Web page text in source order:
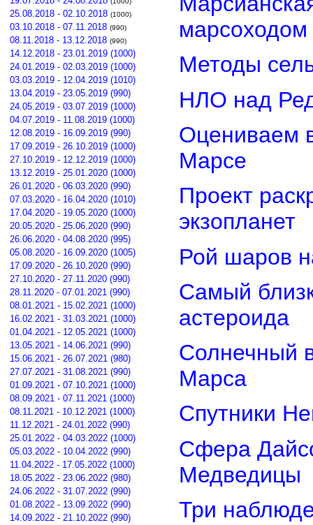
25.08.2018 - 02.10.2018 (1000)
03.10.2018 - 07.11.2018 (990)
08.11.2018 - 13.12.2018 (990)
14.12.2018 - 23.01.2019 (1000)
24.01.2019 - 02.03.2019 (1000)
03.03.2019 - 12.04.2019 (1010)
13.04.2019 - 23.05.2019 (990)
24.05.2019 - 03.07.2019 (1000)
04.07.2019 - 11.08.2019 (1000)
12.08.2019 - 16.09.2019 (990)
17.09.2019 - 26.10.2019 (1000)
27.10.2019 - 12.12.2019 (1000)
13.12.2019 - 25.01.2020 (1000)
26.01.2020 - 06.03.2020 (990)
07.03.2020 - 16.04.2020 (1010)
17.04.2020 - 19.05.2020 (1000)
20.05.2020 - 25.06.2020 (990)
26.06.2020 - 04.08.2020 (995)
05.08.2020 - 16.09.2020 (1005)
17.09.2020 - 26.10.2020 (990)
27.10.2020 - 27.11.2020 (990)
28.11.2020 - 07.01.2021 (990)
08.01.2021 - 15.02.2021 (1000)
16.02.2021 - 31.03.2021 (1000)
01.04.2021 - 12.05.2021 (1000)
13.05.2021 - 14.06.2021 (990)
15.06.2021 - 26.07.2021 (980)
27.07.2021 - 31.08.2021 (990)
01.09.2021 - 07.10.2021 (1000)
08.09.2021 - 07.11.2021 (1000)
08.11.2021 - 10.12.2021 (1000)
11.12.2021 - 24.01.2022 (990)
25.01.2022 - 04.03.2022 (1000)
05.03.2022 - 10.04.2022 (990)
11.04.2022 - 17.05.2022 (1000)
18.05.2022 - 23.06.2022 (980)
24.06.2022 - 31.07.2022 (990)
01.08.2022 - 13.09.2022 (990)
14.09.2022 - 21.10.2022 (990)
марсоходом
Методы
НЛО над
Оцениваем
Марсе
Проект
экзопланет
Рой шаров
Самый
астероида
Солнечный
Марса
Спутники
Сфера
Медведицы
Три